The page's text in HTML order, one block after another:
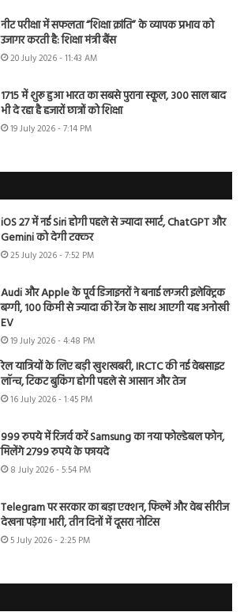
नीट परीक्षा में सफलता “शिक्षा क्रांति” के व्यापक प्रभाव को
उजागर करती है: शिक्षा मंत्री बैंस
20 July 2026 - 11:43 AM
1715 में शुरू हुआ भारत का सबसे पुराना स्कूल, 300 साल बाद
भी दे रहा है हजारों छात्रों को शिक्षा
19 July 2026 - 7:14 PM
iOS 27 में नई Siri होगी पहले से ज्यादा स्मार्ट, ChatGPT और
Gemini को देगी टक्कर
25 July 2026 - 7:52 PM
Audi और Apple के पूर्व डिजाइनरों ने बनाई लग्जरी इलेक्ट्रिक
बग्गी, 100 किमी से ज्यादा की रेंज के साथ आएगी यह अनोखी
EV
19 July 2026 - 4:48 PM
रेल यात्रियों के लिए बड़ी खुशखबरी, IRCTC की नई वेबसाइट
लॉन्च, टिकट बुकिंग होगी पहले से आसान और तेज
16 July 2026 - 1:45 PM
999 रुपये में रिजर्व करें Samsung का नया फोल्डेबल फोन,
मिलेंगे 2799 रुपये के फायदे
8 July 2026 - 5:54 PM
Telegram पर सरकार का बड़ा एक्शन, फिल्में और वेब सीरीज
देखना पड़ेगा भारी, तीन दिनों में दूसरा नोटिस
5 July 2026 - 2:25 PM